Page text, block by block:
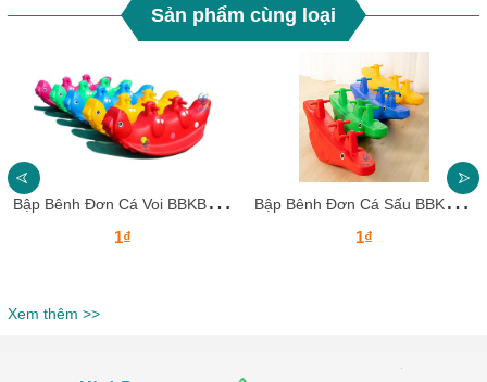
Sản phẩm cùng loại
B
ập Bênh Đơn Cá Voi BBKB28 Dochoikinhbac – Thiết Kế Ngộ Nghĩnh Cho Bé
1₫
B
ập Bênh Đơn Cá Sấu BBKB27 Dochoikinhbac – Thiết Kế Ngộ Nghĩnh Cho Bé
1₫
Xem thêm >>